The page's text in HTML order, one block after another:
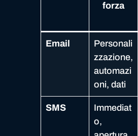
forza
Email
Personali
zzazione,
automazi
oni, dati
SMS
Immediat
o,